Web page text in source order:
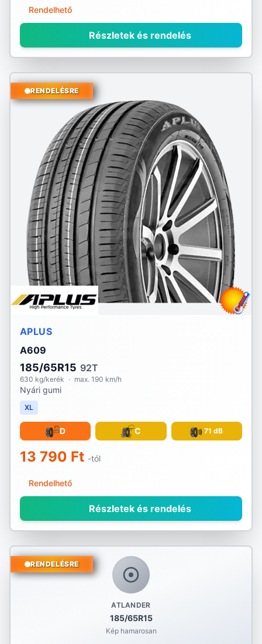
Rendelhető
Részletek és rendelés
RENDELÉSRE
APLUS
A609
185/65R15 92T
630 kg/kerék · max. 190 km/h
Nyári gumi
XL
D C 71 dB
13 790 Ft -tól
Rendelhető
Részletek és rendelés
ATLANDER
185/65R15
Kép hamarosan
RENDELÉSRE